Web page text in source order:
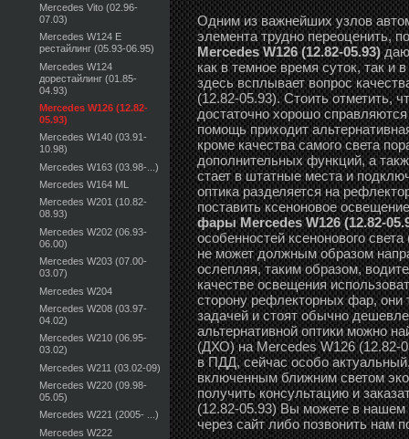
Mercedes Vito (02.96-
07.03)
Mercedes W124 E
рестайлинг (05.93-06.95)
Mercedes W124
дорестайлинг (01.85-
04.93)
Mercedes W126 (12.82-
05.93)
Mercedes W140 (03.91-
10.98)
Mercedes W163 (03.98-...)
Mercedes W164 ML
Mercedes W201 (10.82-
08.93)
Mercedes W202 (06.93-
06.00)
Mercedes W203 (07.00-
03.07)
Mercedes W204
Mercedes W208 (03.97-
04.02)
Mercedes W210 (06.95-
03.02)
Mercedes W211 (03.02-09)
Mercedes W220 (09.98-
05.05)
Mercedes W221 (2005- ...)
Mercedes W222
Одним из важнейших узлов
элемента трудно переоценить,
Mercedes W126 (12.82-05.93)
как в темное время суток, так и
здесь всплывает вопрос
(12.82-05.93). Стоить отметить,
достаточно хорошо
помощь приходит
кроме качества самого света
дополнительных функций, а
стает в штатные места и
оптика разделяется на
поставить ксеноновое
фары Mercedes W126 (12.82-
особенностей ксенонового
не может должным образом
ослепляя, таким образом,
качестве освещения
сторону рефлекторных фар, они
задачей и стоят обычно
альтернативной оптики можно
(ДХО) на Mercedes W126 (12.82-
в ПДД, сейчас особо
включенным ближним светом
получить консультацию и
(12.82-05.93) Вы можете в нашем
через сайт либо позвонить нам